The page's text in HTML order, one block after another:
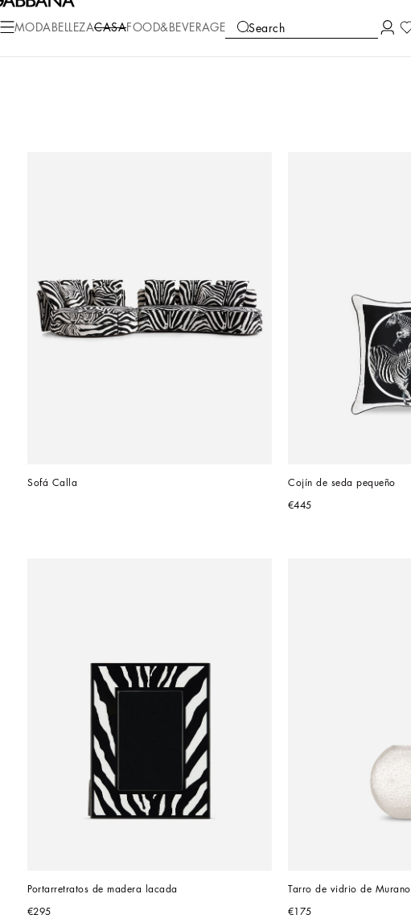
MODA BELLEZACASAFOOD&BEVERAGE Search
COLLECTIONS
Sofá Calla Cojín de seda pequeño
€445
Portarretratos de madera lacada
€295
Tarro de vidrio de Murano
€175